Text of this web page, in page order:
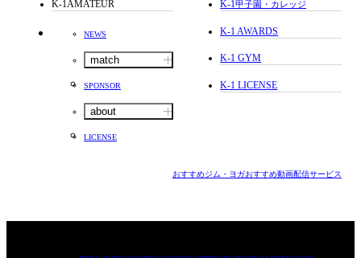
K-1AMATEUR
NEWS
match
SPONSOR
about
LICENSE
K-1甲子園・カレッジ
K-1 AWARDS
K-1 GYM
K-1 LICENSE
おすすめジム・ヨガおすすめ動画配信サービス